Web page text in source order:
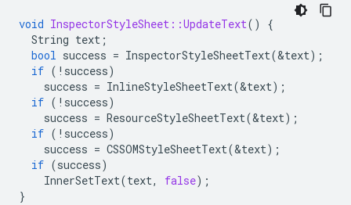
void InspectorStyleSheet::UpdateText()
{
String text ;
bool success = InspectorStyleSheetText(&text);
if ( ! success)
success = InlineStyleSheetText(&text);
if ( ! success)
success = ResourceStyleSheetText(&text);
if ( ! success)
success = CSSOMStyleSheetText(&text);
if (success)
InnerSetText(text, false);
}